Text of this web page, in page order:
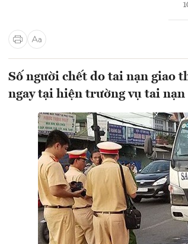
Số người chết do tai nạn giao
ngay tại hiện trường vụ tai nạn